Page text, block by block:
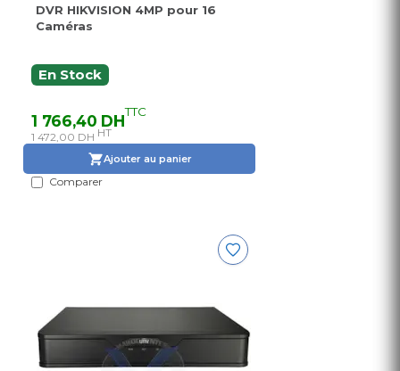
DVR HIKVISION 4MP pour 16
Caméras
En Stock
1 766,40 DHTTC
1 472,00 DH HT
Ajouter au panier
Comparer